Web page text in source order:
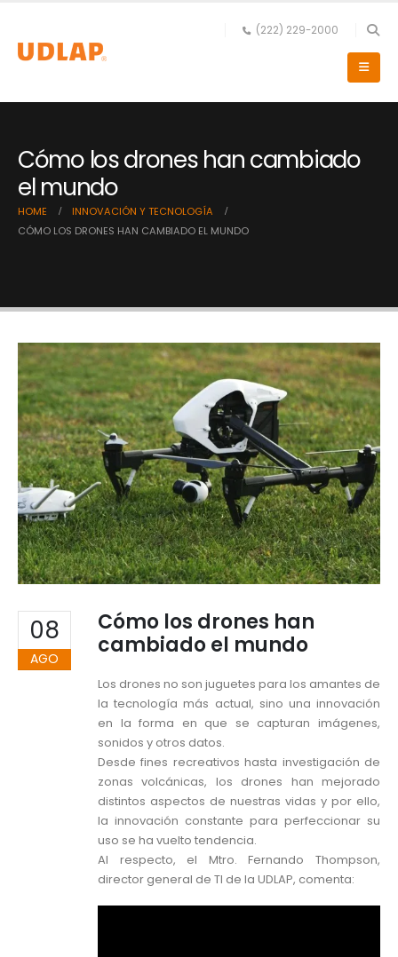
(222) 229-2000
Cómo los drones han cambiado
el mundo
HOME
INNOVACIÓN Y TECNOLOGÍA
CÓMO LOS DRONES HAN CAMBIADO EL MUNDO
08
AGO
Cómo los drones han
cambiado el mundo
Los drones no son juguetes para los amantes de
la tecnología más actual, sino una innovación
en la forma en que se capturan imágenes,
sonidos y otros datos.
Desde fines recreativos hasta investigación de
zonas volcánicas, los drones han mejorado
distintos aspectos de nuestras vidas y por ello,
la innovación constante para perfeccionar su
uso se ha vuelto tendencia.
Al respecto, el Mtro. Fernando Thompson,
director general de TI de la UDLAP, comenta: